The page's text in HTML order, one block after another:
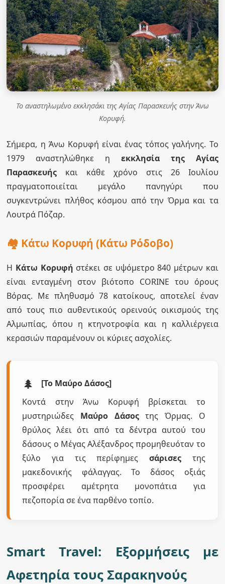
Το αναστηλωμένο εκκλησάκι της Αγίας Παρασκευής στην Άνω
Κορυφή.
Σήμερα, η Άνω Κορυφή είναι ένας τόπος γαλήνης. Το
1979 αναστηλώθηκε η εκκλησία της Αγίας
Παρασκευής και κάθε χρόνο στις 26 Ιουλίου
πραγματοποιείται μεγάλο πανηγύρι που
συγκεντρώνει πλήθος κόσμου από την Όρμα και τα
Λουτρά Πόζαρ.
🏘️ Κάτω Κορυφή (Κάτω Ρόδοβο)
Η Κάτω Κορυφή στέκει σε υψόμετρο 840 μέτρων και
είναι ενταγμένη στον βιότοπο CORINE του όρους
Βόρας. Με πληθυσμό 78 κατοίκους, αποτελεί έναν
από τους πιο αυθεντικούς ορεινούς οικισμούς της
Αλμωπίας, όπου η κτηνοτροφία και η καλλιέργεια
κερασιών παραμένουν οι κύριες ασχολίες.
🌲
[Το Μαύρο Δάσος]
Κοντά στην Άνω Κορυφή βρίσκεται το
μυστηριώδες Μαύρο Δάσοςτης Όρμας. Ο
θρύλος λέει ότι από τα δέντρα αυτού του
δάσους ο Μέγας Αλέξανδρος προμηθευόταν το
ξύλο για τις περίφημες σάρισεςτης
μακεδονικής φάλαγγας. Το δάσος οξιάς
προσφέρει αμέτρητα μονοπάτια για
πεζοπορία σε ένα παρθένο τοπίο.
Smart Travel: Εξορμήσεις με
Αφετηρία τους Σαρακηνούς